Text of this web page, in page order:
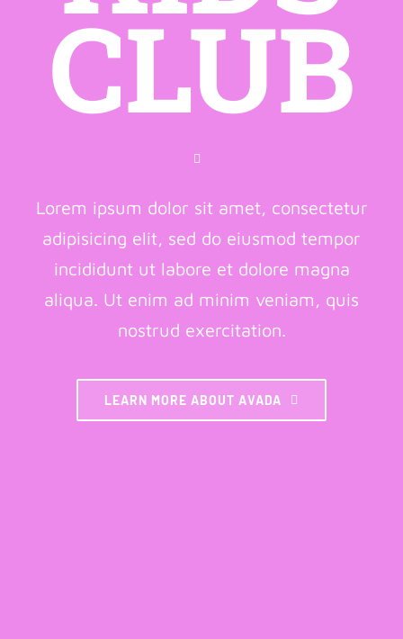
CLUB
Lorem ipsum dolor sit amet, consectetur
adipisicing elit, sed do eiusmod tempor
incididunt ut labore et dolore magna
aliqua. Ut enim ad minim veniam, quis
nostrud exercitation.
LEARN MORE ABOUT AVADA